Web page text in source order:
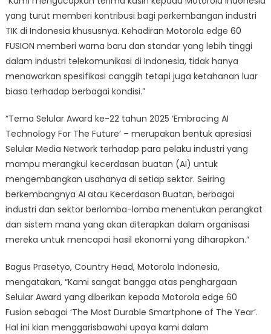
yang turut memberi kontribusi bagi perkembangan industri
TIK di Indonesia khususnya. Kehadiran Motorola edge 60
FUSION memberi warna baru dan standar yang lebih tinggi
dalam industri telekomunikasi di Indonesia, tidak hanya
menawarkan spesifikasi canggih tetapi juga ketahanan luar
biasa terhadap berbagai kondisi.”
“Tema Selular Award ke-22 tahun 2025 ‘Embracing AI
Technology For The Future’ – merupakan bentuk apresiasi
Selular Media Network terhadap para pelaku industri yang
mampu merangkul kecerdasan buatan (AI) untuk
mengembangkan usahanya di setiap sektor. Seiring
berkembangnya AI atau Kecerdasan Buatan, berbagai
industri dan sektor berlomba-lomba menentukan perangkat
dan sistem mana yang akan diterapkan dalam organisasi
mereka untuk mencapai hasil ekonomi yang diharapkan.”
Bagus Prasetyo, Country Head, Motorola Indonesia,
mengatakan, “Kami sangat bangga atas penghargaan
Selular Award yang diberikan kepada Motorola edge 60
Fusion sebagai ‘The Most Durable Smartphone of The Year’.
Hal ini kian menggarisbawahi upaya kami dalam